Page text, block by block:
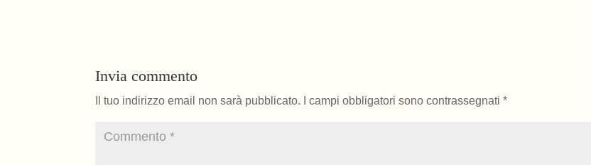
Invia commento
Il tuo indirizzo email non sarà pubblicato. I campi obbligatori sono contrassegnati*